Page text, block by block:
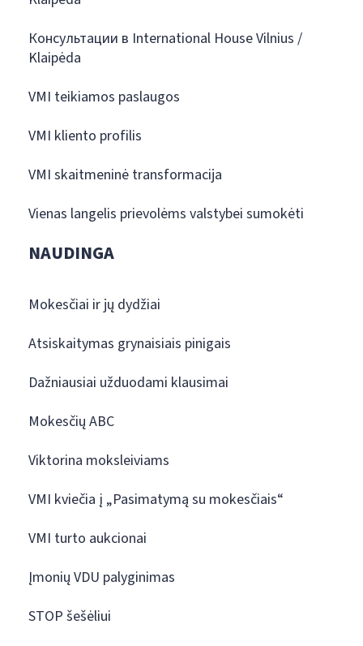
Консультации в International House Vilnius /
Klaipėda
VMI teikiamos paslaugos
VMI kliento profilis
VMI skaitmeninė transformacija
Vienas langelis prievolėms valstybei sumokėti
NAUDINGA
Mokesčiai ir jų dydžiai
Atsiskaitymas grynaisiais pinigais
Dažniausiai užduodami klausimai
Mokesčių ABC
Viktorina moksleiviams
VMI kviečia į „Pasimatymą su mokesčiais“
VMI turto aukcionai
Įmonių VDU palyginimas
STOP šešėliui